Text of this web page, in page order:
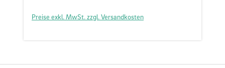
Preise exkl. MwSt. zzgl. Versandkosten